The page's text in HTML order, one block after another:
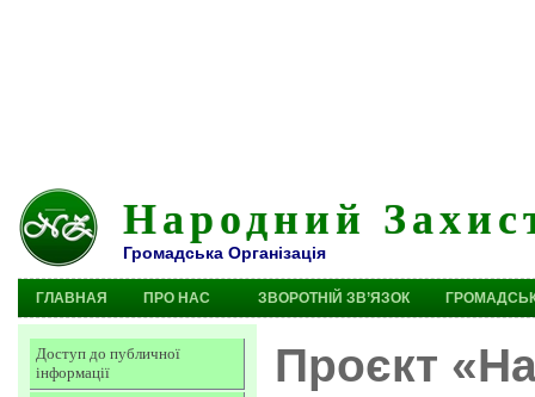
Народний
Громадська Організація
ГЛАВНАЯ ПРО НАС ЗВОРОТНІЙ ЗВ’ЯЗОК
Доступ до публичної
інформації
Проєкт